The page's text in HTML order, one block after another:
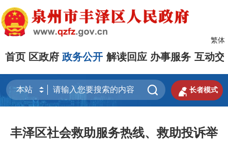
繁体
首页 区政府 政务公开 解读回应 办事服务 互动交
  长者模式
丰泽区社会救助服务热线、救助投诉举